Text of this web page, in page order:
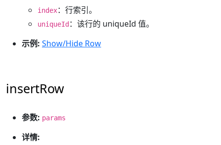
index：行索引。
uniqueId ：该行的 uniqueId 值。
示例: Show/Hide Row
insertRow
参数: params
详情: